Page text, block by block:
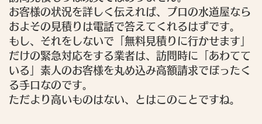
お客様の状況を詳しく伝えれば、プロの水道屋なら
およその見積りは電話で答えてくれるはずです。
もし、それをしないで「無料見積りに行かせます」
だけの緊急対応をする業者は、訪問時に「あわてて
いる」素人のお客様を丸め込み高額請求でぼったく
る手口なのです。
ただより高いものはない、とはこのことですね。